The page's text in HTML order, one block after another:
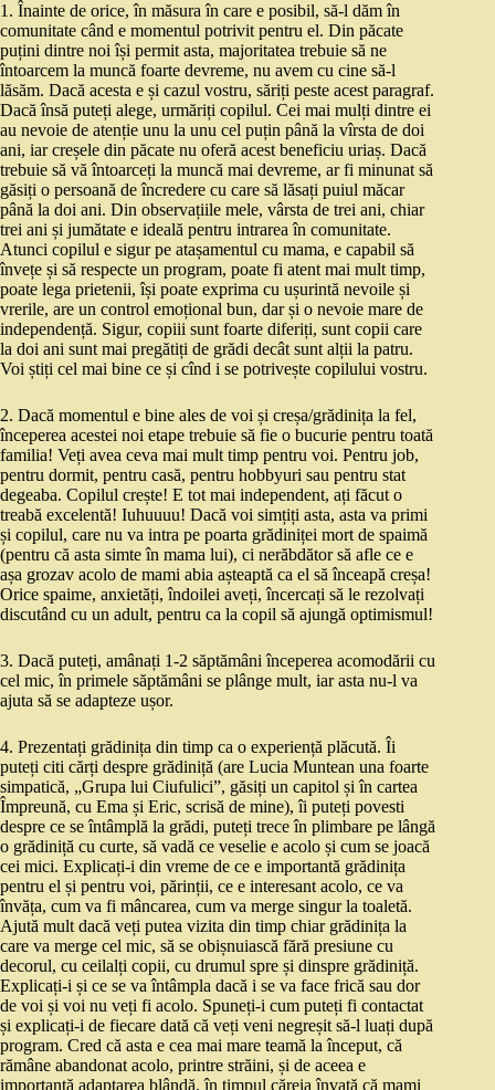
1. Înainte de orice, în măsura în care e posibil, să-l dăm în
comunitate când e momentul potrivit pentru el. Din păcate
puțini dintre noi își permit asta, majoritatea trebuie să ne
întoarcem la muncă foarte devreme, nu avem cu cine să-l
lăsăm. Dacă acesta e și cazul vostru, săriți peste acest paragraf.
Dacă însă puteți alege, urmăriți copilul. Cei mai mulți dintre ei
au nevoie de atenție unu la unu cel puțin până la vîrsta de doi
ani, iar creșele din păcate nu oferă acest beneficiu uriaș. Dacă
trebuie să vă întoarceți la muncă mai devreme, ar fi minunat să
găsiți o persoană de încredere cu care să lăsați puiul măcar
până la doi ani. Din observațiile mele, vârsta de trei ani, chiar
trei ani și jumătate e ideală pentru intrarea în comunitate.
Atunci copilul e sigur pe atașamentul cu mama, e capabil să
învețe și să respecte un program, poate fi atent mai mult timp,
poate lega prietenii, își poate exprima cu ușurintă nevoile și
vrerile, are un control emoțional bun, dar și o nevoie mare de
independență. Sigur, copiii sunt foarte diferiți, sunt copii care
la doi ani sunt mai pregătiți de grădi decât sunt alții la patru.
Voi știți cel mai bine ce și cînd i se potrivește copilului vostru.
2. Dacă momentul e bine ales de voi și creșa/grădinița la fel,
începerea acestei noi etape trebuie să fie o bucurie pentru toată
familia! Veți avea ceva mai mult timp pentru voi. Pentru job,
pentru dormit, pentru casă, pentru hobbyuri sau pentru stat
degeaba. Copilul crește! E tot mai independent, ați făcut o
treabă excelentă! Iuhuuuu! Dacă voi simțiți asta, asta va primi
și copilul, care nu va intra pe poarta grădiniței mort de spaimă
(pentru că asta simte în mama lui), ci nerăbdător să afle ce e
așa grozav acolo de mami abia așteaptă ca el să înceapă creșa!
Orice spaime, anxietăți, îndoilei aveți, încercați să le rezolvați
discutând cu un adult, pentru ca la copil să ajungă optimismul!
3. Dacă puteți, amânați 1-2 săptămâni începerea acomodării cu
cel mic, în primele săptămâni se plânge mult, iar asta nu-l va
ajuta să se adapteze ușor.
4. Prezentați grădinița din timp ca o experiență plăcută. Îi
puteți citi cărți despre grădiniță (are Lucia Muntean una foarte
simpatică, „Grupa lui Ciufulici”, găsiți un capitol și în cartea
Împreună, cu Ema și Eric, scrisă de mine), îi puteți povesti
despre ce se întâmplă la grădi, puteți trece în plimbare pe lângă
o grădiniță cu curte, să vadă ce veselie e acolo și cum se joacă
cei mici. Explicați-i din vreme de ce e importantă grădinița
pentru el și pentru voi, părinții, ce e interesant acolo, ce va
învăța, cum va fi mâncarea, cum va merge singur la toaletă.
Ajută mult dacă veți putea vizita din timp chiar grădinița la
care va merge cel mic, să se obișnuiască fără presiune cu
decorul, cu ceilalți copii, cu drumul spre și dinspre grădiniță.
Explicați-i și ce se va întâmpla dacă i se va face frică sau dor
de voi și voi nu veți fi acolo. Spuneți-i cum puteți fi contactat
și explicați-i de fiecare dată că veți veni negreșit să-l luați după
program. Cred că asta e cea mai mare teamă la început, că
rămâne abandonat acolo, printre străini, și de aceea e
importantă adaptarea blândă, în timpul căreia învață că mami